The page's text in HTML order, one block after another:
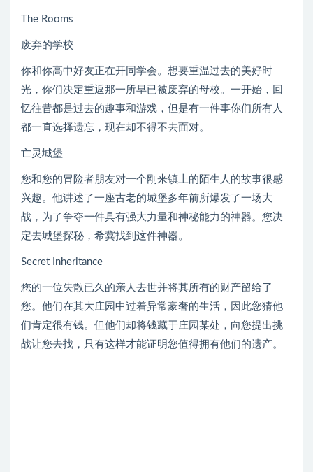
The Rooms
废弃的学校
你和你高中好友正在开同学会。想要重温过去的美好时
光，你们决定重返那一所早已被废弃的母校。一开始，回
忆往昔都是过去的趣事和游戏，但是有一件事你们所有人
都一直选择遗忘，现在却不得不去面对。
亡灵城堡
您和您的冒险者朋友对一个刚来镇上的陌生人的故事很感
兴趣。他讲述了一座古老的城堡多年前所爆发了一场大
战，为了争夺一件具有强大力量和神秘能力的神器。您决
定去城堡探秘，希冀找到这件神器。
Secret Inheritance
您的一位失散已久的亲人去世并将其所有的财产留给了
您。他们在其大庄园中过着异常豪奢的生活，因此您猜他
们肯定很有钱。但他们却将钱藏于庄园某处，向您提出挑
战让您去找，只有这样才能证明您值得拥有他们的遗产。